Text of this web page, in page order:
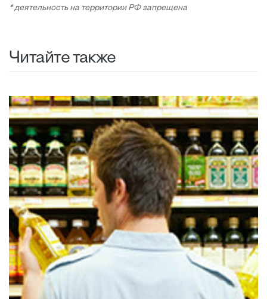
* деятельность на территории РФ запрещена
Читайте также